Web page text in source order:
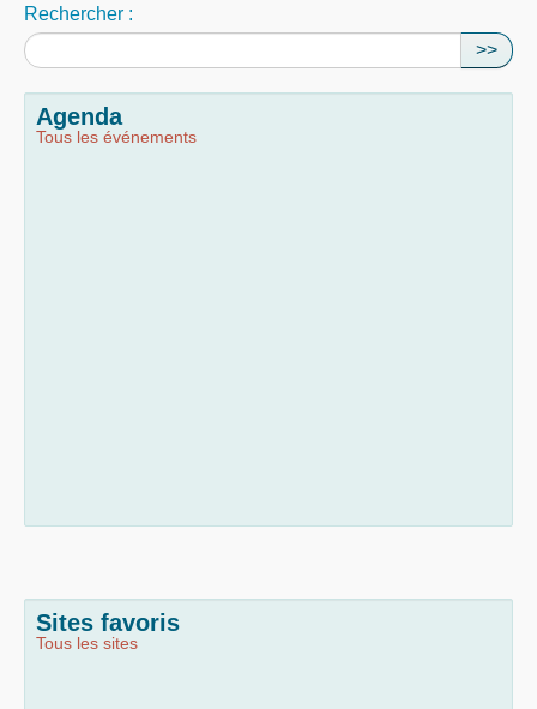
Rechercher :
>>
Agenda
Tous les événements
Sites favoris
Tous les sites